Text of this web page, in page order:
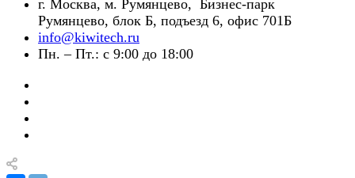
г. Москва, м. Румянцево, Бизнес-парк
Румянцево, блок Б, подъезд 6, офис 701Б
info@kiwitech.ru
Пн. – Пт.: с 9:00 до 18:00